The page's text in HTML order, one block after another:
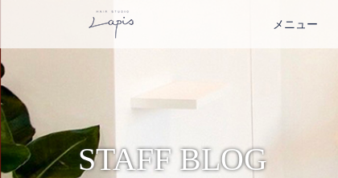
メニュー
STAFF BLOG